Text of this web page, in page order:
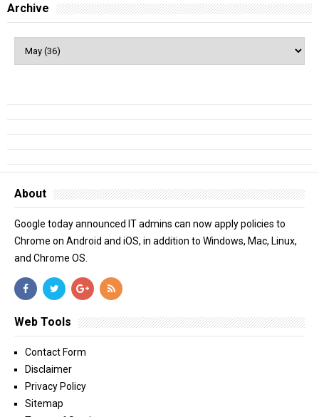
Archive
About
Google today announced IT admins can now apply policies to
Chrome on Android and iOS, in addition to Windows, Mac, Linux,
and Chrome OS.
Web Tools
Contact Form
Disclaimer
Privacy Policy
Sitemap